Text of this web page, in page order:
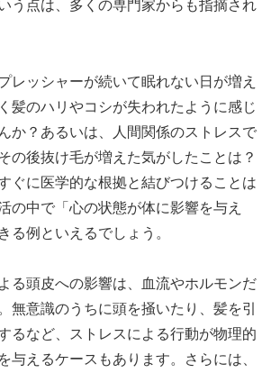
う点は、多くの専門家からも指摘され
レッシャーが続いて眠れない日が増え
髪のハリやコシが失われたように感じ
か？あるいは、人間関係のストレスで
の後抜け毛が増えた気がしたことは？
ぐに医学的な根拠と結びつけることは
の中で「心の状態が体に影響を与え
る例といえるでしょう。
る頭皮への影響は、血流やホルモンだ
無意識のうちに頭を掻いたり、髪を引
るなど、ストレスによる行動が物理的
与えるケースもあります。さらには、